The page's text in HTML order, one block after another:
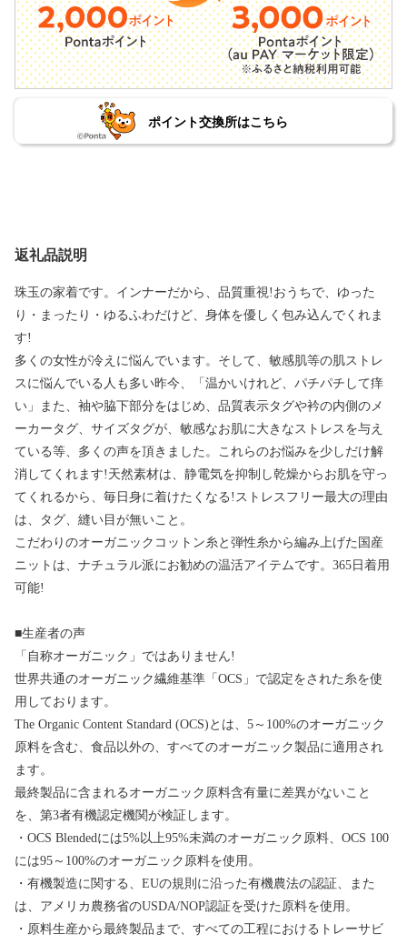
ポイント交換所はこちら
返礼品説明
珠玉の家着です。インナーだから、品質重視!おうちで、ゆった
り・まったり・ゆるふわだけど、身体を優しく包み込んでくれま
す!
多くの女性が冷えに悩んでいます。そして、敏感肌等の肌ストレ
スに悩んでいる人も多い昨今、「温かいけれど、パチパチして痒
い」また、袖や脇下部分をはじめ、品質表示タグや衿の内側のメ
ーカータグ、サイズタグが、敏感なお肌に大きなストレスを与え
ている等、多くの声を頂きました。これらのお悩みを少しだけ解
消してくれます!天然素材は、静電気を抑制し乾燥からお肌を守っ
てくれるから、毎日身に着けたくなる!ストレスフリー最大の理由
は、タグ、縫い目が無いこと。
こだわりのオーガニックコットン糸と弾性糸から編み上げた国産
ニットは、ナチュラル派にお勧めの温活アイテムです。365日着用
可能!
■生産者の声
「自称オーガニック」ではありません!
世界共通のオーガニック繊維基準「OCS」で認定をされた糸を使
用しております。
The Organic Content Standard (OCS)とは、5～100%のオーガニック
原料を含む、食品以外の、すべてのオーガニック製品に適用され
ます。
最終製品に含まれるオーガニック原料含有量に差異がないこと
を、第3者有機認定機関が検証します。
・OCS Blendedには5%以上95%未満のオーガニック原料、OCS 100
には95～100%のオーガニック原料を使用。
・有機製造に関する、EUの規則に沿った有機農法の認証、また
は、アメリカ農務省のUSDA/NOP認証を受けた原料を使用。
・原料生産から最終製品まで、すべての工程におけるトレーサビ